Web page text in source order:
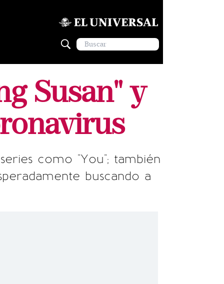
Susan" y
como "You"; también
buscando a